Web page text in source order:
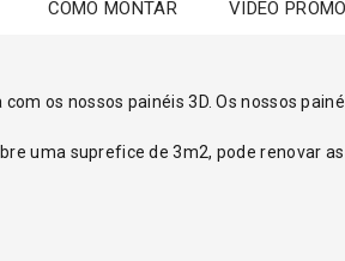
COMO MONTAR VIDEO
os nossos painéis 3D. Os nossos
uma suprefice de 3m2, pode renovar